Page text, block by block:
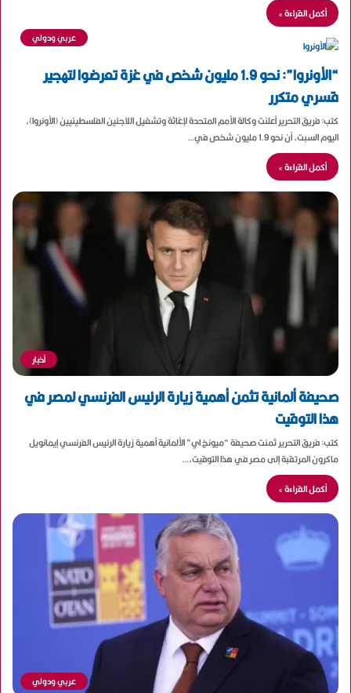
أكمل القراءة »
عربي ودولي
“الأونروا”: نحو 1.9 مليون شخص في غزة تعرضوا لتهجير
قسري متكرر
كتب: فريق التحرير أعلنت وكالة الأمم المتحدة لإغاثة وتشغيل اللاجئين الفلسطينيين (الأونروا)،
اليوم السبت، أن نحو 1.9 مليون شخص في…
أكمل القراءة »
أخبار
صحيفة ألمانية تثمن أهمية زيارة الرئيس الفرنسي لمصر في
هذا التوقيت
كتب: فريق التحرير ثمنت صحيفة “ميونخ اي” الألمانية أهمية زيارة الرئيس الفرنسي إيمانويل
ماكرون المرتقبة إلى مصر في هذا التوقيت،…
أكمل القراءة »
عربي ودولي